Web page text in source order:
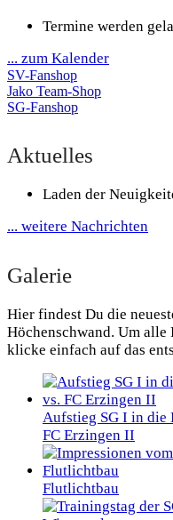
Termine werden
... zum Kalender
SV-Fanshop
Jako Team-Shop
SG-Fanshop
Aktuelles
Laden der
... weitere Nachrichten
Galerie
Hier findest Du die
Höchenschwand. Um alle
klicke einfach auf das
Aufstieg SG I in die
FC Erzingen II
Flutlichtbau